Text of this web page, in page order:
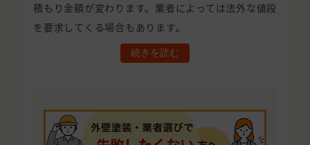
積もり金額が変わります。業者によっては法外な値段
を要求してくる場合もあります。
続きを読む